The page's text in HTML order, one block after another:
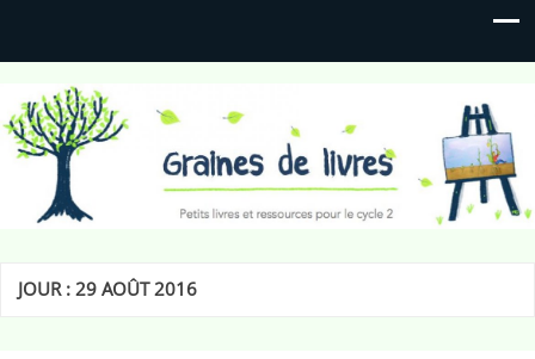
Graines de livres
Petits livres et ressources pour le cycle 2
JOUR :29 AOÛT 2016